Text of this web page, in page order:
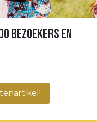
bezoekers en